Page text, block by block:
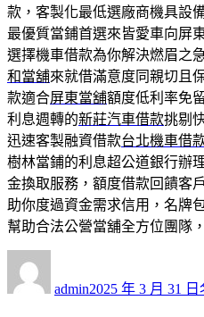
款，客製化最低選廠商機具設
最優質當鋪首選來皆愛車向屏
選擇機車借款為你解決燃眉之
和當舖來就借滿意度同親切且
款適合屏東當舖額度低利率免
利息週轉的新莊汽車借款挑剔
迅速客製融資借款台北機車借
樹林當鋪的利息超公道銀行辦
金換取服務，額度借款回饋客
助你度過資金需求信用，名牌
幫助合法公營當舖全方位團隊，
者
admin佈
2025 年 3 月 31 日